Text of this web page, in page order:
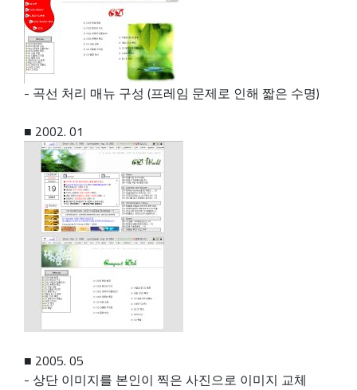
- 곡선 처리 매뉴 구성 (프레임 문제로 인해 짧은 수명)
■ 2002. 01
■ 2005. 05
- 상단 이미지를 본인이 찍은 사진으로 이미지 교체